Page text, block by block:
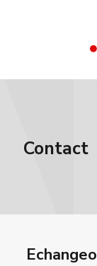
Contact